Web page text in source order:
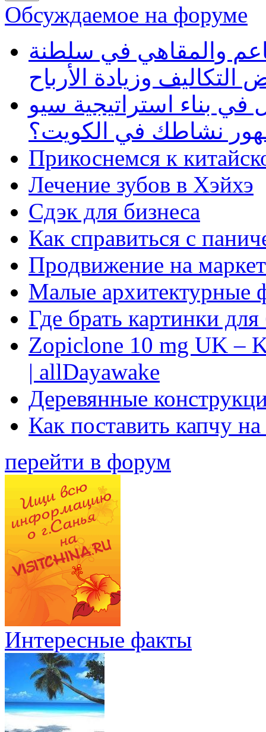
Обсуждаемое на форуме
والمقاهي في سلطنة
وزيادة الأرباح
بناء استراتيجية سيو
نشاطك في الكويت؟
Прикоснемся к
Лечение зубов в Хэйхэ
Сдэк для бизнеса
Как справиться с
Продвижение на
Малые архитектурные
Где брать картинки
Zopiclone 10 mg UK –
| allDayawake
Деревянные
Как поставить капчу
перейти в форум
Интересные факты